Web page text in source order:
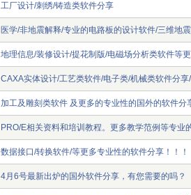
工厂设计/刺绣/铸造类软件分享
医学/非地震解释/专业的电路板的设计软件/三维地
地理信息/装修设计/提花制版/电磁场分析类软件等
CAXA实体设计/工艺类软件/电子类/机械类软件分
加工及雕刻类软件 及更多的专业性的国外的软件分
PRO/E相关资料和培训教程。更多教学范例等专业
数据接口/转换软件/等更多专业性的软件分享！！！
4月6号最新出炉的国外软件分享，有您需要的吗？